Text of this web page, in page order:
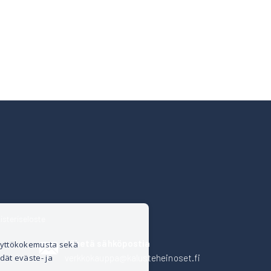
Lähetä sähköpostia
verkkokauppa@kalusteheinoset.fi
sekä
eväste- ja